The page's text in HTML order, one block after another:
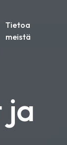
Tietoa
meistä
ja